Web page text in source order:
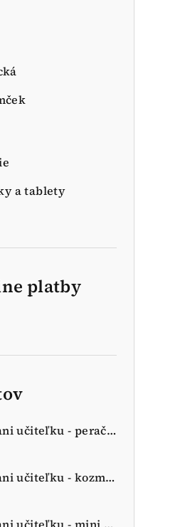
a tablety
platby
Darček pre pani učiteľku - peračník - ružová lúka
Darček pre pani učiteľku - kozmetická taštička - nová lúka